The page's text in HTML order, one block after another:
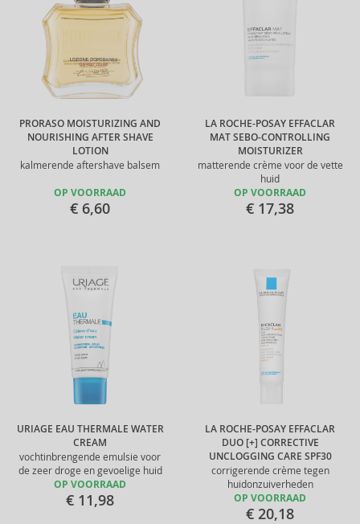
PRORASO MOISTURIZING AND
NOURISHING AFTER SHAVE
LOTION
kalmerende aftershave balsem
OP VOORRAAD
€ 6,60
LA ROCHE-POSAY EFFACLAR
MAT SEBO-CONTROLLING
MOISTURIZER
matterende crème voor de vette
huid
OP VOORRAAD
€ 17,38
URIAGE EAU THERMALE WATER
CREAM
vochtinbrengende emulsie voor
de zeer droge en gevoelige huid
OP VOORRAAD
€ 11,98
LA ROCHE-POSAY EFFACLAR
DUO [+] CORRECTIVE
UNCLOGGING CARE SPF30
corrigerende crème tegen
huidonzuiverheden
OP VOORRAAD
€ 20,18